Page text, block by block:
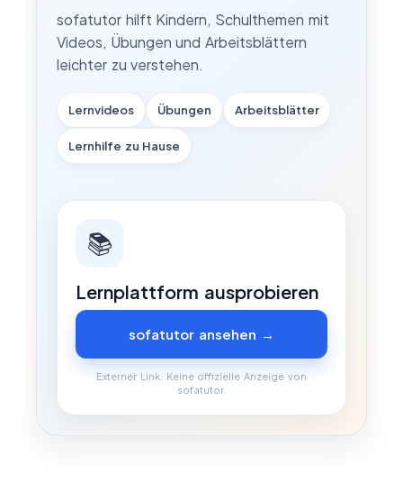
sofatutor hilft Kindern, Schulthemen mit
Videos, Übungen und Arbeitsblättern
leichter zu verstehen.
Lernvideos Übungen Arbeitsblätter
Lernhilfe zu Hause
📚
Lernplattform ausprobieren
sofatutor ansehen →
Externer Link. Keine offizielle Anzeige von
sofatutor.